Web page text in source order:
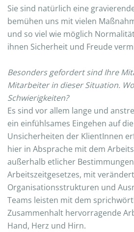
Sie sind natürlich eine
bemühen uns mit vielen
und so viel wie möglich
ihnen Sicherheit und Freude
Besonders gefordert sind Ihre
Mitarbeiter in dieser Situation.
Schwierigkeiten?
Es sind vor allem lange und
ein einfühlsames Eingehen auf
Unsicherheiten der KlientInnen
hier in Absprache mit dem
außerhalb etlicher
Arbeitszeitgesetzes, mit
Organisationsstrukturen und
Teams leisten mit dem
Zusammenhalt hervorragende
Hand, Herz und Hirn.